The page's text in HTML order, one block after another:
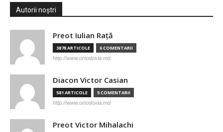
Autorii noștri
Preot Iulian Raţă
3878 ARTICOLE 6 COMENTARII
http://www.ortodoxia.md
Diacon Victor Casian
581 ARTICOLE 5 COMENTARII
http://www.ortodoxia.md
Preot Victor Mihalachi